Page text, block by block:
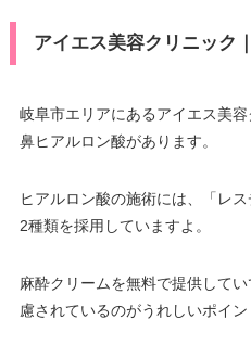
アイエス美容クリニック
岐阜市エリアにあるアイエス美
鼻ヒアルロン酸があります。
ヒアルロン酸の施術には、「レ
2種類を採用していますよ。
麻酔クリームを無料で提供して
慮されているのがうれしいポイン